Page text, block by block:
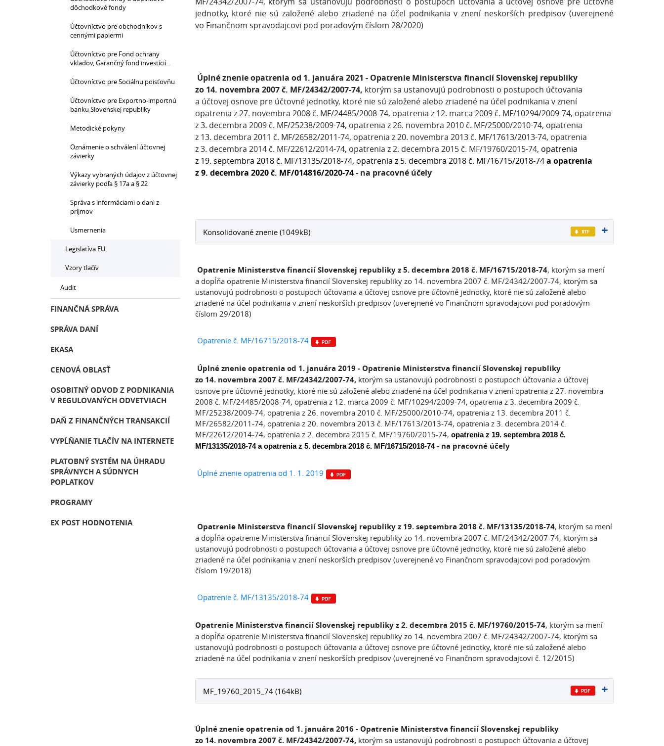
jednotky, ktoré nie sú založené alebo zriadené na účel podnikania v znení neskorších predpisov (uverejnené
vo Finančnom spravodajcovi pod poradovým číslom 28/2020)
Úplné znenie opatrenia od 1. januára 2021 - Opatrenie Ministerstva financií Slovenskej republiky
zo 14. novembra 2007 č. MF/24342/2007-74, ktorým sa ustanovujú podrobnosti o postupoch účtovania
a účtovej osnove pre účtovné jednotky, ktoré nie sú založené alebo zriadené na účel podnikania v znení
opatrenia z 27. novembra 2008 č. MF/24485/2008-74, opatrenia z 12. marca 2009 č. MF/10294/2009-74, opatrenia
z 3. decembra 2009 č. MF/25238/2009-74, opatrenia z 26. novembra 2010 č. MF/25000/2010-74, opatrenia
z 13. decembra 2011 č. MF/26582/2011-74, opatrenia z 20. novembra 2013 č. MF/17613/2013-74, opatrenia
z 3. decembra 2014 č. MF/22612/2014-74, opatrenia z 2. decembra 2015 č. MF/19760/2015-74, opatrenia
z 19. septembra 2018 č. MF/13135/2018-74, opatrenia z 5. decembra 2018 č. MF/16715/2018-74a opatrenia
z 9. decembra 2020 č. MF/014816/2020-74- na pracovné účely
Konsolidované znenie (1049kB)
Opatrenie Ministerstva financií Slovenskej republiky z 5. decembra 2018 č. MF/16715/2018-74, ktorým sa mení
a dopĺňa opatrenie Ministerstva financií Slovenskej republiky zo 14. novembra 2007 č. MF/24342/2007-74, ktorým sa
ustanovujú podrobnosti o postupoch účtovania a účtovej osnove pre účtovné jednotky, ktoré nie sú založené alebo
zriadené na účel podnikania v znení neskorších predpisov (uverejnené vo Finančnom spravodajcovi pod poradovým
číslom 29/2018)
Opatrenie č. MF/16715/2018-74
Úplné znenie opatrenia od 1. januára 2019 - Opatrenie Ministerstva financií Slovenskej republiky
zo 14. novembra 2007 č. MF/24342/2007-74, ktorým sa ustanovujú podrobnosti o postupoch účtovania a účtovej
osnove pre účtovné jednotky, ktoré nie sú založené alebo zriadené na účel podnikania v znení opatrenia z 27. novembra
2008 č. MF/24485/2008-74, opatrenia z 12. marca 2009 č. MF/10294/2009-74, opatrenia z 3. decembra 2009 č.
MF/25238/2009-74, opatrenia z 26. novembra 2010 č. MF/25000/2010-74, opatrenia z 13. decembra 2011 č.
MF/26582/2011-74, opatrenia z 20. novembra 2013 č. MF/17613/2013-74, opatrenia z 3. decembra 2014 č.
MF/22612/2014-74, opatrenia z 2. decembra 2015 č. MF/19760/2015-74, opatrenia z 19. septembra 2018 č.
MF/13135/2018-74 a opatrenia z 5. decembra 2018 č. MF/16715/2018-74- na pracovné účely
Úplné znenie opatrenia od 1. 1. 2019
Opatrenie Ministerstva financií Slovenskej republiky z 19. septembra 2018 č. MF/13135/2018-74, ktorým sa mení
a dopĺňa opatrenie Ministerstva financií Slovenskej republiky zo 14. novembra 2007 č. MF/24342/2007-74, ktorým sa
ustanovujú podrobnosti o postupoch účtovania a účtovej osnove pre účtovné jednotky, ktoré nie sú založené alebo
zriadené na účel podnikania v znení neskorších predpisov (uverejnené vo Finančnom spravodajcovi pod poradovým
číslom 19/2018)
Opatrenie č. MF/13135/2018-74
Opatrenie Ministerstva financií Slovenskej republiky z 2. decembra 2015 č. MF/19760/2015-74, ktorým sa mení
a dopĺňa opatrenie Ministerstva financií Slovenskej republiky zo 14. novembra 2007 č. MF/24342/2007-74, ktorým sa
ustanovujú podrobnosti o postupoch účtovania a účtovej osnove pre účtovné jednotky, ktoré nie sú založené alebo
zriadené na účel podnikania v znení neskorších predpisov (uverejnené vo Finančnom spravodajcovi č. 12/2015)
MF_19760_2015_74 (164kB)
Úplné znenie opatrenia od 1. januára 2016 - Opatrenie Ministerstva financií Slovenskej republiky
zo 14. novembra 2007 č. MF/24342/2007-74, ktorým sa ustanovujú podrobnosti o postupoch účtovania a účtovej
dôchodkové fondy
Účtovníctvo pre obchodníkov s
cennými papiermi
Účtovníctvo pre Fond ochrany
vkladov, Garančný fond investícií...
Účtovníctvo pre Sociálnu poisťovňu
Účtovníctvo pre Exportno-importnú
banku Slovenskej republiky
Metodické pokyny
Oznámenie o schválení účtovnej
závierky
Výkazy vybraných údajov z účtovnej
závierky podľa § 17a a § 22
Správa s informáciami o dani z
príjmov
Usmernenia
Legislatíva EU
Vzory tlačív
Audit
FINANČNÁ SPRÁVA
SPRÁVA DANÍ
EKASA
CENOVÁ OBLASŤ
OSOBITNÝ ODVOD Z PODNIKANIA
V REGULOVANÝCH ODVETVIACH
DAŇ Z FINANČNÝCH TRANSAKCIÍ
VYPĹŇANIE TLAČÍV NA INTERNETE
PLATOBNÝ SYSTÉM NA ÚHRADU
SPRÁVNYCH A SÚDNYCH
POPLATKOV
PROGRAMY
EX POST HODNOTENIA